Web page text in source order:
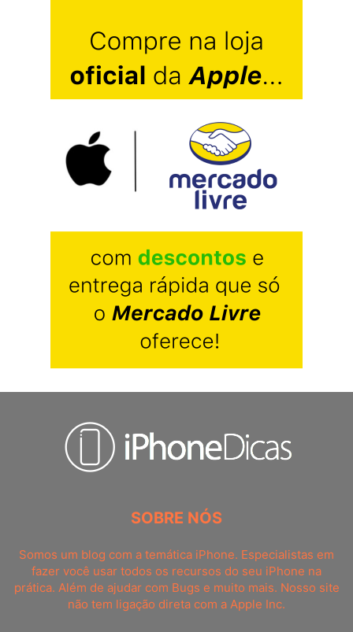
SOBRE NÓS
Somos um blog com a temática iPhone. Especialistas em
fazer você usar todos os recursos do seu iPhone na
prática. Além de ajudar com Bugs e muito mais. Nosso site
não tem ligação direta com a Apple Inc.